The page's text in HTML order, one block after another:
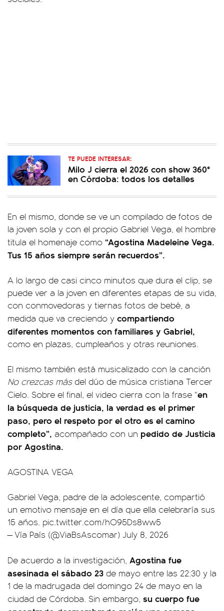
TE PUEDE INTERESAR:
Milo J cierra el 2026 con show 360°
en Córdoba: todos los detalles
En el mismo, donde se ve un compilado de fotos de
la joven sola y con el propio Gabriel Vega, el hombre
titula el homenaje como “Agostina Madeleine Vega.
Tus 15 años siempre serán recuerdos”.
A lo largo de casi cinco minutos que dura el clip, se
puede ver a la joven en diferentes etapas de su vida,
con conmovedoras y tiernas fotos de bebé, a
medida que va creciendo y compartiendo
diferentes momentos con familiares y Gabriel,
como en plazas, cumpleaños y otras reuniones.
El mismo también está musicalizado con la canción
No crezcas másdel dúo de música cristiana Tercer
Cielo. Sobre el final, el video cierra con la frase “en
la búsqueda de justicia, la verdad es el primer
paso, pero el respeto por el otro es el camino
completo”, acompañado con un pedido de Justicia
por Agostina.
AGOSTINA VEGA
Gabriel Vega, padre de la adolescente, compartió
un emotivo mensaje en el día que ella celebraría sus
15 años. pic.twitter.com/hO95Ds8ww5
— Vía País (@ViaBsAscomar) July 8, 2026
De acuerdo a la investigación, Agostina fue
asesinada el sábado 23 de mayo entre las 22:30 y la
1 de la madrugada del domingo 24 de mayo en la
ciudad de Córdoba. Sin embargo, su cuerpo fue